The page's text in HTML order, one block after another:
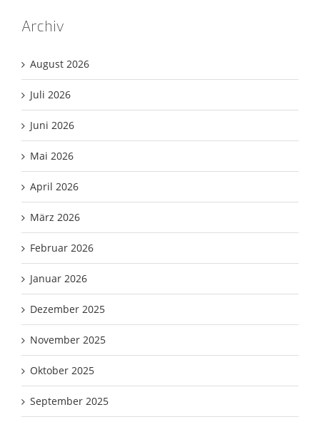
Archiv
August 2026
Juli 2026
Juni 2026
Mai 2026
April 2026
März 2026
Februar 2026
Januar 2026
Dezember 2025
November 2025
Oktober 2025
September 2025